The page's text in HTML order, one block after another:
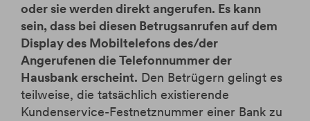
oder sie werden direkt angerufen. Es kann
sein, dass bei diesen Betrugsanrufen auf dem
Display des Mobiltelefons des/der
Angerufenen die Telefonnummer der
Hausbank erscheint. Den Betrügern gelingt es
teilweise, die tatsächlich existierende
Kundenservice-Festnetznummer einer Bank zu